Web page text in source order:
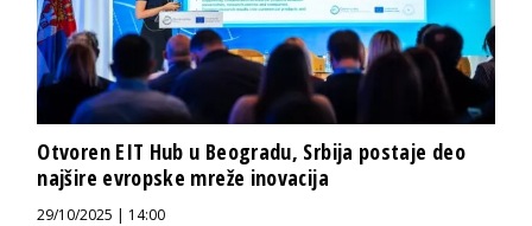
Otvoren EIT Hub u Beogradu, Srbija postaje deo
najšire evropske mreže inovacija
29/10/2025 | 14:00